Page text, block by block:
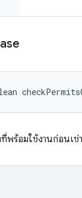
พร้อมใช้งานก่อนเช่า